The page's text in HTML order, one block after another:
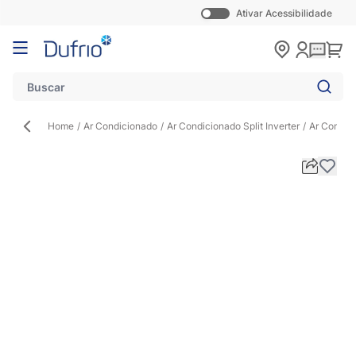
Ativar Acessibilidade
Pular para o conteúdo
Home / Ar Condicionado / Ar Condicionado Split Inverter / Ar